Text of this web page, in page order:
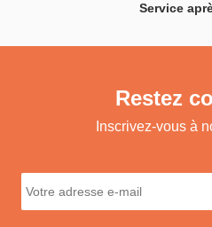
Service
Restez
Inscrivez-vous à